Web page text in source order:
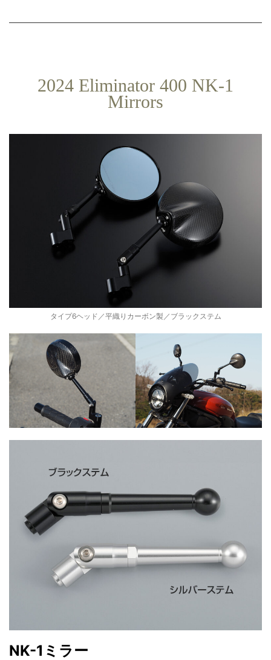
2024 Eliminator 400 NK-1
Mirrors
タイプ6ヘッド／平織りカーボン製／ブラックステム
装
着
例
NK-1ミラー